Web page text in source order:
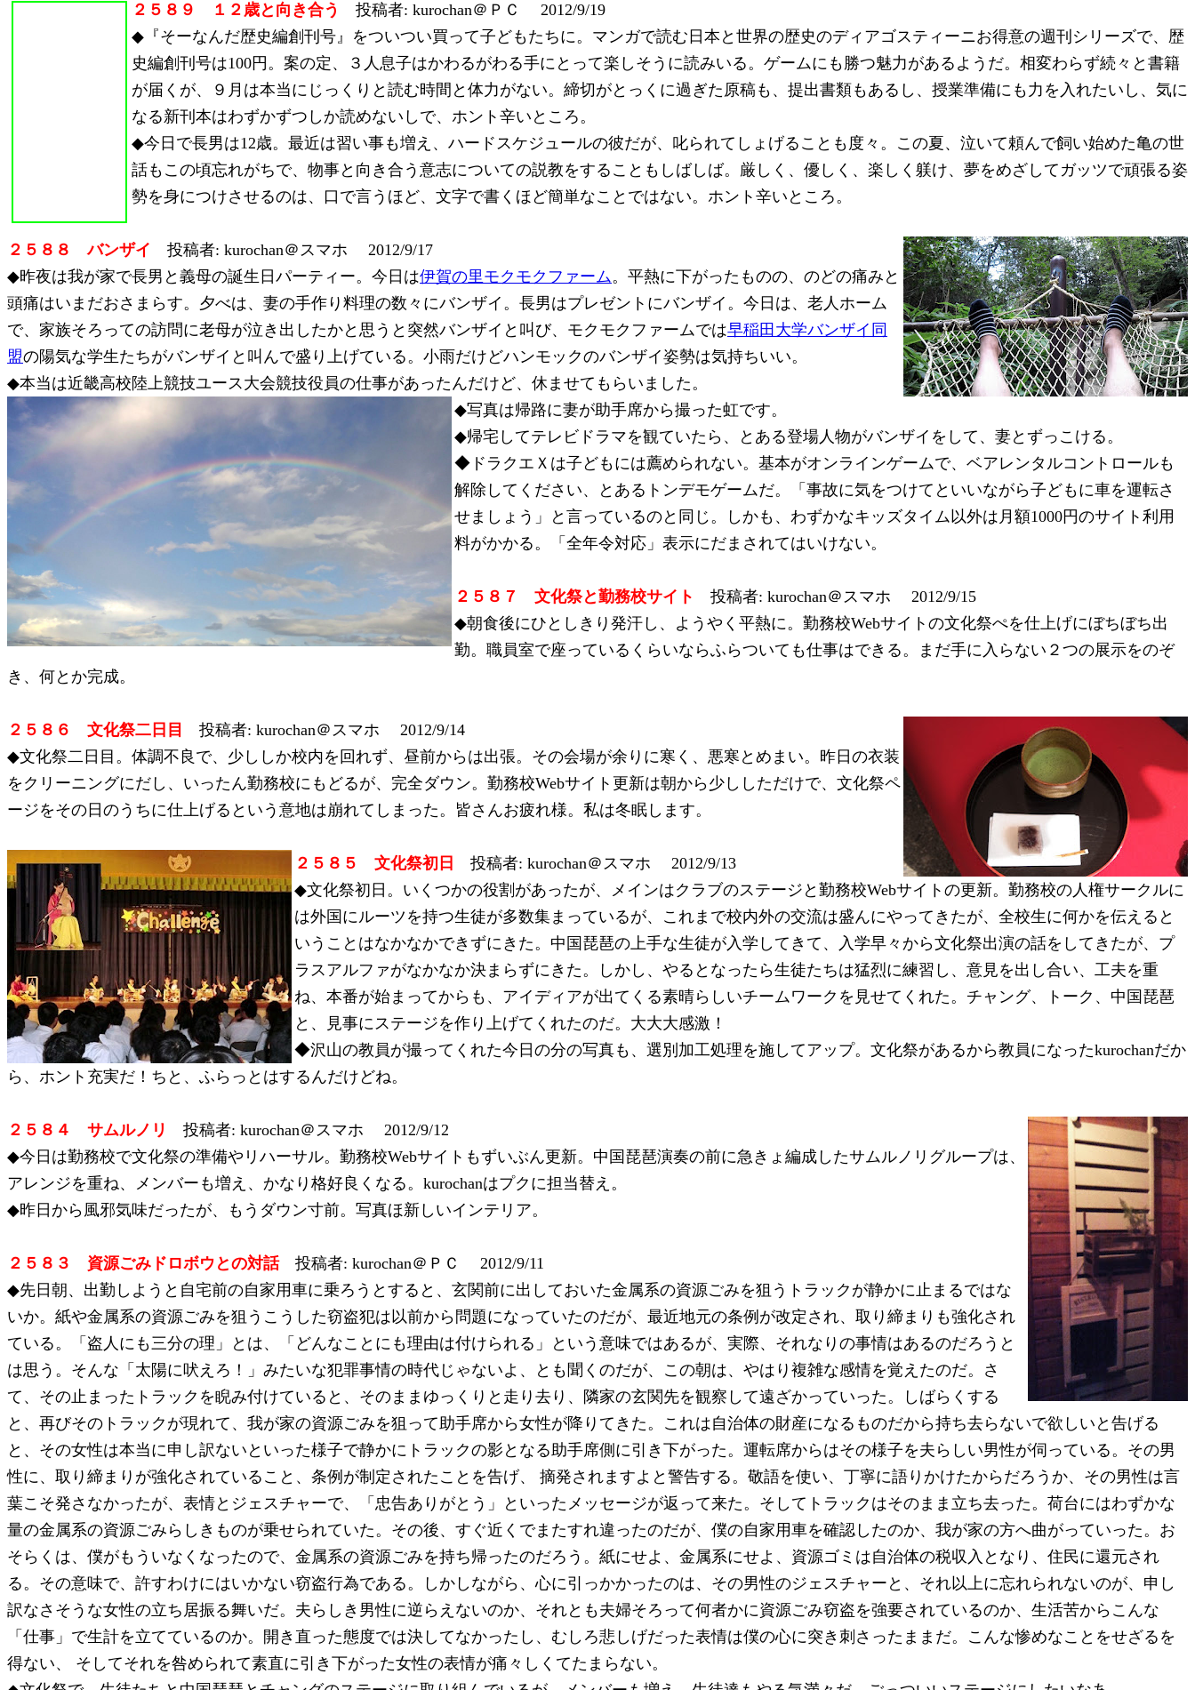
２５８９ １２歳と向き合う 投稿者: kurochan＠ＰＣ 2012/9/19
◆『そーなんだ歴史編創刊号』をついつい買って子どもたちに。マンガで読む日本と世界の歴史のディアゴスティーニお得意の週刊シリーズで、歴
史編創刊号は100円。案の定、３人息子はかわるがわる手にとって楽しそうに読みいる。ゲームにも勝つ魅力があるようだ。相変わらず続々と書籍
が届くが、９月は本当にじっくりと読む時間と体力がない。締切がとっくに過ぎた原稿も、提出書類もあるし、授業準備にも力を入れたいし、気に
なる新刊本はわずかずつしか読めないしで、ホント辛いところ。
◆今日で長男は12歳。最近は習い事も増え、ハードスケジュールの彼だが、叱られてしょげることも度々。この夏、泣いて頼んで飼い始めた亀の世
話もこの頃忘れがちで、物事と向き合う意志についての説教をすることもしばしば。厳しく、優しく、楽しく躾け、夢をめざしてガッツで頑張る姿
勢を身につけさせるのは、口で言うほど、文字で書くほど簡単なことではない。ホント辛いところ。
２５８８ バンザイ 投稿者: kurochan＠スマホ 2012/9/17
◆昨夜は我が家で長男と義母の誕生日パーティー。今日は伊賀の里モクモクファーム。平熱に下がったものの、のどの痛みと
頭痛はいまだおさまらす。夕べは、妻の手作り料理の数々にバンザイ。長男はプレゼントにバンザイ。今日は、老人ホーム
で、家族そろっての訪問に老母が泣き出したかと思うと突然バンザイと叫び、モクモクファームでは早稲田大学バンザイ同
盟の陽気な学生たちがバンザイと叫んで盛り上げている。小雨だけどハンモックのバンザイ姿勢は気持ちいい。
◆本当は近畿高校陸上競技ユース大会競技役員の仕事があったんだけど、休ませてもらいました。
◆写真は帰路に妻が助手席から撮った虹です。
◆帰宅してテレビドラマを観ていたら、とある登場人物がバンザイをして、妻とずっこける。
◆ドラクエＸは子どもには薦められない。基本がオンラインゲームで、ベアレンタルコントロールも
解除してください、とあるトンデモゲームだ。「事故に気をつけてといいながら子どもに車を運転さ
せましょう」と言っているのと同じ。しかも、わずかなキッズタイム以外は月額1000円のサイト利用
料がかかる。「全年令対応」表示にだまされてはいけない。
２５８７ 文化祭と勤務校サイト 投稿者: kurochan＠スマホ 2012/9/15
◆朝食後にひとしきり発汗し、ようやく平熱に。勤務校Webサイトの文化祭ぺを仕上げにぼちぼち出
勤。職員室で座っているくらいならふらついても仕事はできる。まだ手に入らない２つの展示をのぞ
き、何とか完成。
２５８６ 文化祭二日目 投稿者: kurochan＠スマホ 2012/9/14
◆文化祭二日目。体調不良で、少ししか校内を回れず、昼前からは出張。その会場が余りに寒く、悪寒とめまい。昨日の衣装
をクリーニングにだし、いったん勤務校にもどるが、完全ダウン。勤務校Webサイト更新は朝から少ししただけで、文化祭ペ
ージをその日のうちに仕上げるという意地は崩れてしまった。皆さんお疲れ様。私は冬眠します。
２５８５ 文化祭初日 投稿者: kurochan＠スマホ 2012/9/13
◆文化祭初日。いくつかの役割があったが、メインはクラブのステージと勤務校Webサイトの更新。勤務校の人権サークルに
は外国にルーツを持つ生徒が多数集まっているが、これまで校内外の交流は盛んにやってきたが、全校生に何かを伝えると
いうことはなかなかできずにきた。中国琵琶の上手な生徒が入学してきて、入学早々から文化祭出演の話をしてきたが、プ
ラスアルファがなかなか決まらずにきた。しかし、やるとなったら生徒たちは猛烈に練習し、意見を出し合い、工夫を重
ね、本番が始まってからも、アイディアが出てくる素晴らしいチームワークを見せてくれた。チャング、トーク、中国琵琶
と、見事にステージを作り上げてくれたのだ。大大大感激！
◆沢山の教員が撮ってくれた今日の分の写真も、選別加工処理を施してアップ。文化祭があるから教員になったkurochanだか
ら、ホント充実だ！ちと、ふらっとはするんだけどね。
２５８４ サムルノリ 投稿者: kurochan＠スマホ 2012/9/12
◆今日は勤務校で文化祭の準備やリハーサル。勤務校Webサイトもずいぶん更新。中国琵琶演奏の前に急きょ編成したサムルノリグループは、
アレンジを重ね、メンバーも増え、かなり格好良くなる。kurochanはプクに担当替え。
◆昨日から風邪気味だったが、もうダウン寸前。写真ほ新しいインテリア。
２５８３ 資源ごみドロボウとの対話 投稿者: kurochan＠ＰＣ 2012/9/11
◆先日朝、出勤しようと自宅前の自家用車に乗ろうとすると、玄関前に出しておいた金属系の資源ごみを狙うトラックが静かに止まるではな
いか。紙や金属系の資源ごみを狙うこうした窃盗犯は以前から問題になっていたのだが、最近地元の条例が改定され、取り締まりも強化され
ている。「盗人にも三分の理」とは、「どんなことにも理由は付けられる」という意味ではあるが、実際、それなりの事情はあるのだろうと
は思う。そんな「太陽に吠えろ！」みたいな犯罪事情の時代じゃないよ、とも聞くのだが、この朝は、やはり複雑な感情を覚えたのだ。さ
て、その止まったトラックを睨み付けていると、そのままゆっくりと走り去り、隣家の玄関先を観察して遠ざかっていった。しばらくする
と、再びそのトラックが現れて、我が家の資源ごみを狙って助手席から女性が降りてきた。これは自治体の財産になるものだから持ち去らないで欲しいと告げる
と、その女性は本当に申し訳ないといった様子で静かにトラックの影となる助手席側に引き下がった。運転席からはその様子を夫らしい男性が伺っている。その男
性に、取り締まりが強化されていること、条例が制定されたことを告げ、 摘発されますよと警告する。敬語を使い、丁寧に語りかけたからだろうか、その男性は言
葉こそ発さなかったが、表情とジェスチャーで、「忠告ありがとう」といったメッセージが返って来た。そしてトラックはそのまま立ち去った。荷台にはわずかな
量の金属系の資源ごみらしきものが乗せられていた。その後、すぐ近くでまたすれ違ったのだが、僕の自家用車を確認したのか、我が家の方へ曲がっていった。お
そらくは、僕がもういなくなったので、金属系の資源ごみを持ち帰ったのだろう。紙にせよ、金属系にせよ、資源ゴミは自治体の税収入となり、住民に還元され
る。その意味で、許すわけにはいかない窃盗行為である。しかしながら、心に引っかかったのは、その男性のジェスチャーと、それ以上に忘れられないのが、申し
訳なさそうな女性の立ち居振る舞いだ。夫らしき男性に逆らえないのか、それとも夫婦そろって何者かに資源ごみ窃盗を強要されているのか、生活苦からこんな
「仕事」で生計を立てているのか。開き直った態度では決してなかったし、むしろ悲しげだった表情は僕の心に突き刺さったままだ。こんな惨めなことをせざるを
得ない、 そしてそれを咎められて素直に引き下がった女性の表情が痛々しくてたまらない。